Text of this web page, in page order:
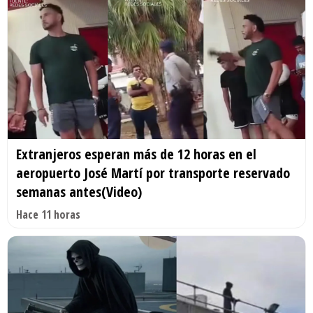
Extranjeros esperan más de 12 horas en el
aeropuerto José Martí por transporte reservado
semanas antes(Video)
Hace 11 horas